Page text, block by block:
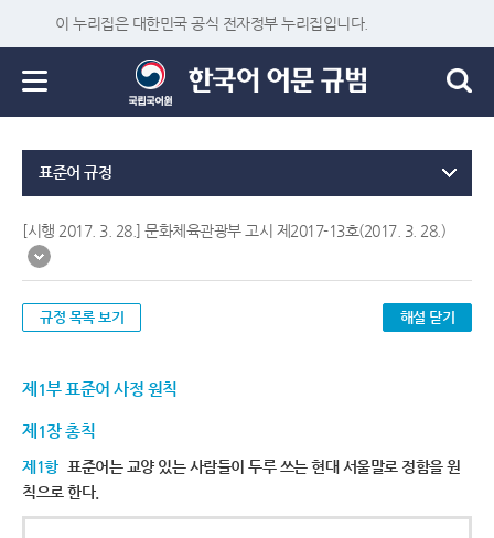
이 누리집은 대한민국 공식 전자정부 누리집입니다.
표준어 규정
[시행 2017. 3. 28.] 문화체육관광부 고시 제2017-13호(2017. 3. 28.)
규정 목록 보기 해설 닫기
제1부 표준어 사정 원칙
제1장 총칙
제1항 표준어는 교양 있는 사람들이 두루 쓰는 현대 서울말로 정함을 원
칙으로 한다.